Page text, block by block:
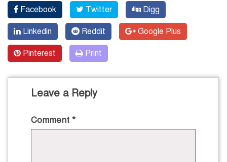
Facebook Twitter Digg
Linkedin Reddit Google Plus
Pinterest Print
Leave a Reply
Comment *